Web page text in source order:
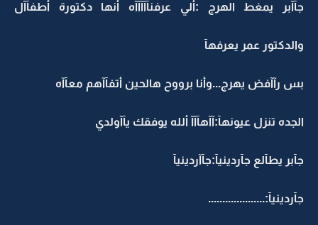
جآآبر يمغط الهرج :ألي عرفنآآآآآه أنها دكتورة أطفآآل
والدكتور عمر يعرفهآ
بس رآآفض يهرج...وأنا برووح هالحين أتفآآهم معآآه
الجده تنزل عيونهآ:آآهآآآ ألله يوفقك يآآولدي
جآبر يطآلع جآردينيآ:جآآردينيآ
جآردينيآ:....................